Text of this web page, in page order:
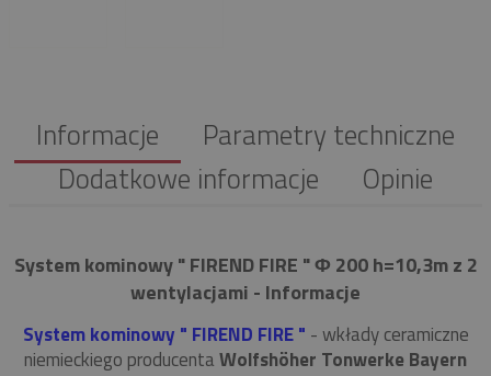
Informacje
Parametry techniczne
Dodatkowe informacje
Opinie
System kominowy " FIREND FIRE " Φ 200 h=10,3m z 2
wentylacjami - Informacje
System kominowy " FIREND FIRE " - wkłady ceramiczne
niemieckiego producentaWolfshöher Tonwerke Bayern